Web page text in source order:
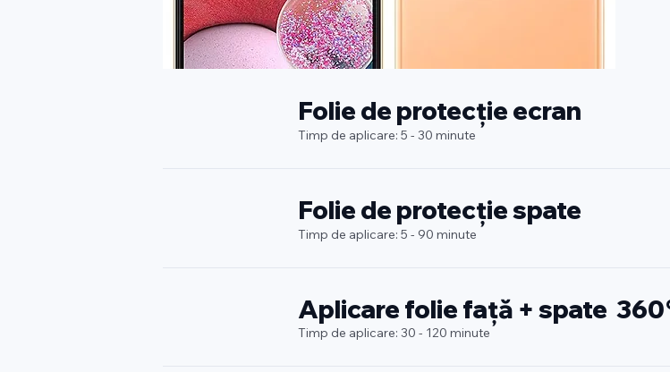
Folie de protecție ecran
Timp de aplicare: 5 - 30 minute
Folie de protecție spate
Timp de aplicare: 5 - 90 minute
Aplicare folie față + spate
Timp de aplicare: 30 - 120 minute